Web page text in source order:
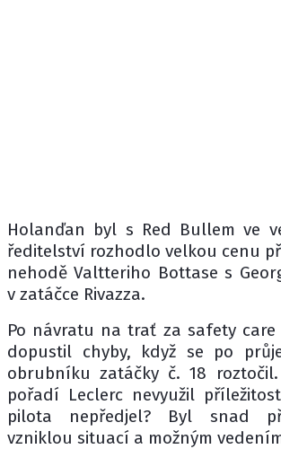
Holanďan byl s Red Bullem ve
ředitelství rozhodlo velkou cenu
nehodě Valtteriho Bottase s
v zatáčce Rivazza.
Po návratu na trať za safety care
dopustil chyby, když se po
obrubníku zatáčky č. 18
pořadí Leclerc nevyužil
pilota nepředjel? Byl snad
vzniklou situací a možným